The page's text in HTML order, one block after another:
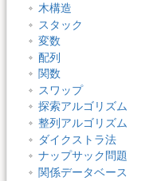
木構造
スタック
変数
配列
関数
スワップ
探索アルゴリズム
整列アルゴリズム
ダイクストラ法
ナップサック問題
関係データベース